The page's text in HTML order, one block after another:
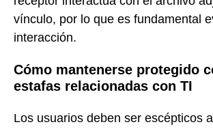
vínculo, por lo que es fundamental
interacción.
Cómo mantenerse protegido
estafas relacionadas con TI
Los usuarios deben ser escépticos